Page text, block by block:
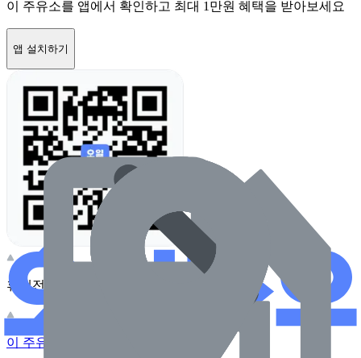
이 주유소를 앱에서 확인하고 최대 1만원 혜택을 받아보세요
앱 설치하기
휴대전화 카메라로 찍어보세요
이 주유소의 사장님이신가요?